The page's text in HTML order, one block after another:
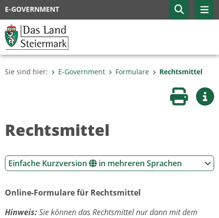
E-GOVERNMENT
Sie sind hier: E-Government Formulare Rechtsmittel
Seite
Rechtsmittel
Einfache Kurzversion in mehreren Sprachen
Online-Formulare für Rechtsmittel
Hinweis:Sie können das Rechtsmittel nur dann mit dem